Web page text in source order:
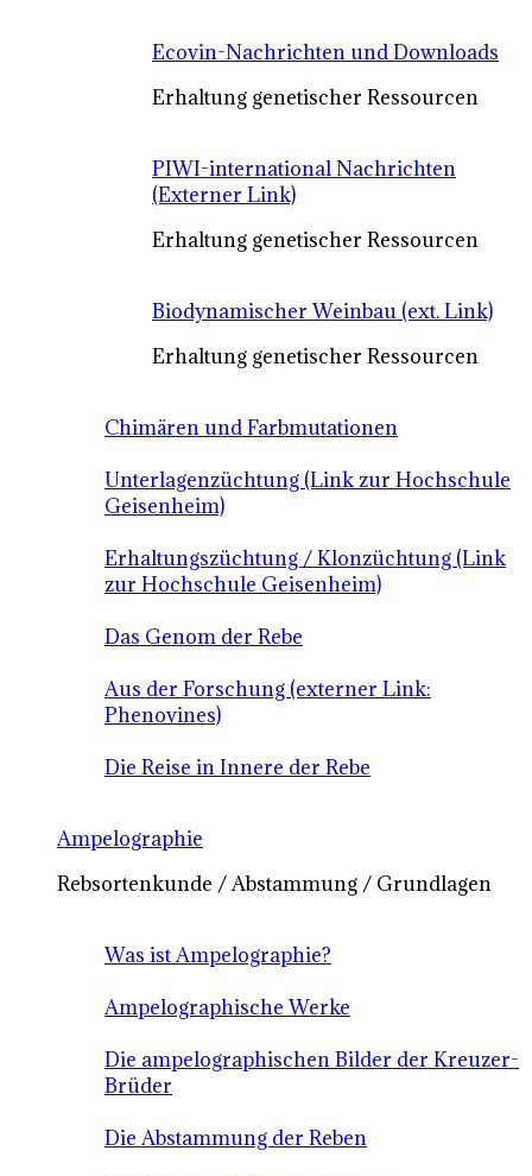
Ecovin-Nachrichten und Downloads
Erhaltung genetischer Ressourcen
PIWI-international Nachrichten
(Externer Link)
Erhaltung genetischer Ressourcen
Biodynamischer Weinbau (ext. Link)
Erhaltung genetischer Ressourcen
Chimären und Farbmutationen
Unterlagenzüchtung (Link zur Hochschule
Geisenheim)
Erhaltungszüchtung / Klonzüchtung (Link
zur Hochschule Geisenheim)
Das Genom der Rebe
Aus der Forschung (externer Link:
Phenovines)
Die Reise in Innere der Rebe
Ampelographie
Rebsortenkunde / Abstammung / Grundlagen
Was ist Ampelographie?
Ampelographische Werke
Die ampelographischen Bilder der Kreuzer-
Brüder
Die Abstammung der Reben